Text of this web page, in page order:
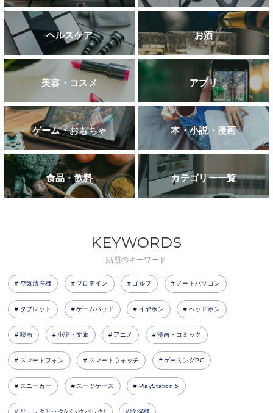
ヘルスケア お酒
美容・コスメ アプリ
ゲーム・おもちゃ 本・小説・漫画
食品・飲料 カテゴリー一覧
KEYWORDS
話題のキーワード
空気清浄機 プロテイン ゴルフ ノートパソコン
タブレット ゲームパッド イヤホン ヘッドホン
映画 小説・文庫 アニメ 漫画・コミック
スマートフォン スマートウォッチ ゲーミングPC
スニーカー スーツケース PlayStation 5